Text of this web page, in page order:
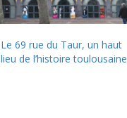
Le 69 rue du Taur, un haut
lieu de l’histoire toulousaine